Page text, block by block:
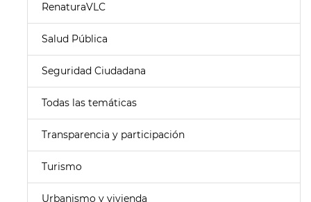
RenaturaVLC
Salud Pública
Seguridad Ciudadana
Todas las temáticas
Transparencia y participación
Turismo
Urbanismo y vivienda